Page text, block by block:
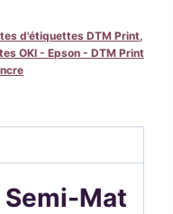
d'étiquettes DTM Print,
OKI - Epson - DTM Print
Semi-Mat